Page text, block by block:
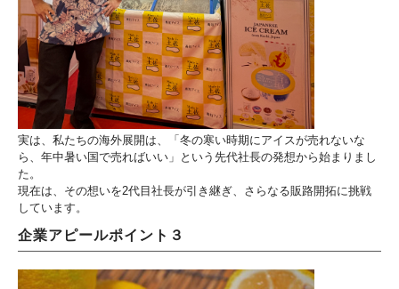
実は、私たちの海外展開は、「冬の寒い時期にアイスが売れないな
ら、年中暑い国で売ればいい」という先代社長の発想から始まりまし
た。
現在は、その想いを2代目社長が引き継ぎ、さらなる販路開拓に挑戦
しています。
企業アピールポイント３